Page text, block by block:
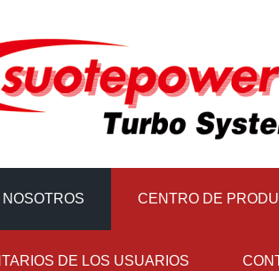
CENTRO DE
DE LOS USUARIOS